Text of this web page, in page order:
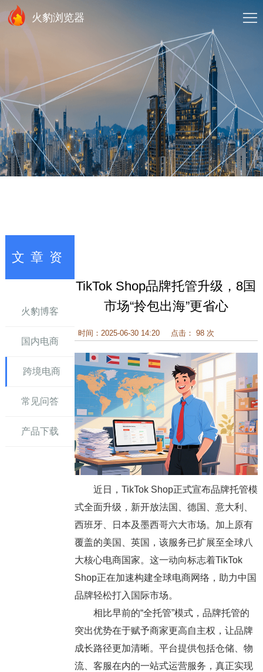
火豹浏览器
文章资
火豹博客
国内电商
跨境电商
常见问答
产品下载
TikTok Shop品牌托管升级，8国
市场“拎包出海”更省心
时间：2025-06-30 14:20 点击： 98 次
近日，TikTok Shop正式宣布品牌托管模
式全面升级，新开放法国、德国、意大利、
西班牙、日本及墨西哥六大市场。加上原有
覆盖的美国、英国，该服务已扩展至全球八
大核心电商国家。这一动向标志着TikTok
Shop正在加速构建全球电商网络，助力中国
品牌轻松打入国际市场。
相比早前的“全托管”模式，品牌托管的
突出优势在于赋予商家更高自主权，让品牌
成长路径更加清晰。平台提供包括仓储、物
流、客服在内的一站式运营服务，真正实现